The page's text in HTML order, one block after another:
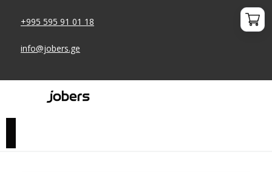
+995 595 91 01 18
info@jobers.ge